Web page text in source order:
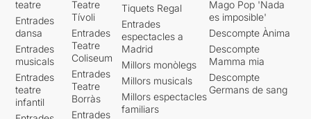
teatre
Entrades
dansa
Entrades
musicals
Entrades
teatre
infantil
Teatre
Tívoli
Entrades
Teatre
Coliseum
Entrades
Teatre
Borràs
Entrades
Tiquets Regal
Entrades
espectacles a
Madrid
Millors monòlegs
Millors musicals
Millors espectacles
familiars
Mago Pop 'Nada
es imposible'
Descompte Ànima
Descompte
Mamma mia
Descompte
Germans de sang